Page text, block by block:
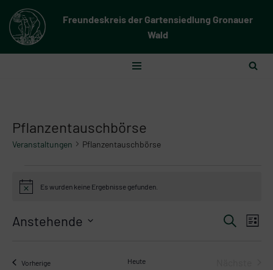
Zum
Inhalt
Freundeskreis der Gartensiedlung Gronauer
Wald
Pflanzentauschbörse
Veranstaltungen Pflanzentauschbörse
HinweisEs wurden keine Ergebnisse gefunden.
Suche
Liste
Anstehende
VorherigeVeranstaltungen Heute